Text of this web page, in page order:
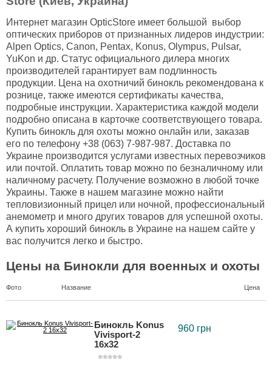
Интернет магазин OpticStore имеет большой выбор
оптических приборов от признанных лидеров индустрии:
Alpen Optics, Canon, Pentax, Konus, Olympus, Pulsar,
YuKon и др. Статус официального дилера многих
производителей гарантирует вам подлинность
продукции. Цена на охотничий бинокль рекомендована к
рознице, также имеются сертификаты качества,
подробные инструкции. Характеристика каждой модели
подробно описана в карточке соответствующего товара.
Купить бинокль для охоты можно онлайн или, заказав
его по телефону +38 (063) 7-987-987. Доставка по
Украине производится услугами известных перевозчиков
или почтой. Оплатить товар можно по безналичному или
наличному расчету. Получение возможно в любой точке
Украины. Также в нашем магазине можно найти
тепловизионный прицел или ночной, профессиональный
анемометр и много других товаров для успешной охоты.
А купить хороший бинокль в Украине на нашем сайте у
вас получится легко и быстро.
Цены на Бинокли для военных и охоты
Фото Название Цена
Бинокль Konus
Vivisport-2
16x32
960 грн